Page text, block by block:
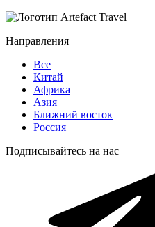
Направления
Все
Китай
Африка
Азия
Ближний восток
Россия
Подписывайтесь на нас